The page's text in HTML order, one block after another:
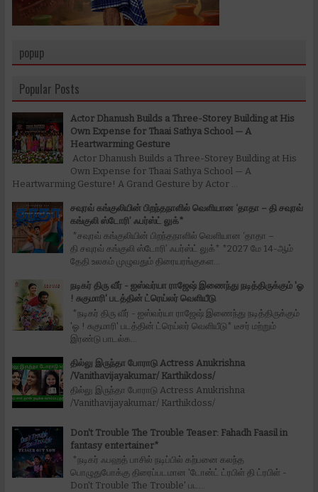
popup
Popular Posts
Actor Dhanush Builds a Three-Storey Building at His
Own Expense for Thaai Sathya School — A
Heartwarming Gesture
Actor Dhanush Builds a Three-Storey Building at His
Own Expense for Thaai Sathya School — A
Heartwarming Gesture! A Grand Gesture by Actor ...
சவுரவ் கங்குலியின் பிறந்தநாளில் வெளியான ‘தாதா – தி சவுரவ்
கங்குலி ஸ்டோரி’ ஃபர்ஸ்ட் லுக்*
*சவுரவ் கங்குலியின் பிறந்தநாளில் வெளியான ‘தாதா –
தி சவுரவ் கங்குலி ஸ்டோரி’ ஃபர்ஸ்ட் லுக்* *2027 மே 14-ஆம்
தேதி உலகம் முழுவதும் திரையரங்குகள...
நடிகர் திரு வீர் - ஐஸ்வர்யா ராஜேஷ் இணைந்து நடித்திருக்கும் 'ஓ
! சுகுமாரி' படத்தின் ட்ரெய்லர் வெளியீடு
*நடிகர் திரு வீர் - ஐஸ்வர்யா ராஜேஷ் இணைந்து நடித்திருக்கும்
'ஓ ! சுகுமாரி' படத்தின் ட்ரெய்லர் வெளியீடு* டீசர் மற்றும்
இரண்டு பாடல்க...
தில்லு இருந்தா போராடு Actress Anukrishna
/Vanithavijayakumar/ Karthikdoss/
தில்லு இருந்தா போராடு Actress Anukrishna
/Vanithavijayakumar/ Karthikdoss/
Don't Trouble The Trouble Teaser: Fahadh Faasil in
fantasy entertainer*
*நடிகர் ஃபஹத் பாசில் நடிப்பில் கற்பனை கலந்த
பொழுதுபோக்கு திரைப்படமான 'டோன்ட் ட்ரபிள் தி ட்ரபிள் -
Don't Trouble The Trouble' பட...